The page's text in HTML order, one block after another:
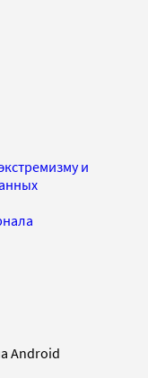
и
Android